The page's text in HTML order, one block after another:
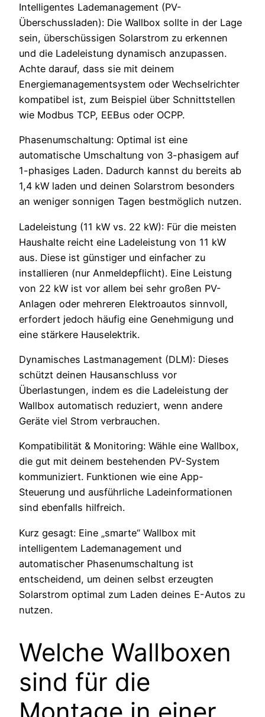
Intelligentes Lademanagement (PV-
Überschussladen): Die Wallbox sollte in der Lage
sein, überschüssigen Solarstrom zu erkennen
und die Ladeleistung dynamisch anzupassen.
Achte darauf, dass sie mit deinem
Energiemanagementsystem oder Wechselrichter
kompatibel ist, zum Beispiel über Schnittstellen
wie Modbus TCP, EEBus oder OCPP.
Phasenumschaltung: Optimal ist eine
automatische Umschaltung von 3-phasigem auf
1-phasiges Laden. Dadurch kannst du bereits ab
1,4 kW laden und deinen Solarstrom besonders
an weniger sonnigen Tagen bestmöglich nutzen.
Ladeleistung (11 kW vs. 22 kW): Für die meisten
Haushalte reicht eine Ladeleistung von 11 kW
aus. Diese ist günstiger und einfacher zu
installieren (nur Anmeldepflicht). Eine Leistung
von 22 kW ist vor allem bei sehr großen PV-
Anlagen oder mehreren Elektroautos sinnvoll,
erfordert jedoch häufig eine Genehmigung und
eine stärkere Hauselektrik.
Dynamisches Lastmanagement (DLM): Dieses
schützt deinen Hausanschluss vor
Überlastungen, indem es die Ladeleistung der
Wallbox automatisch reduziert, wenn andere
Geräte viel Strom verbrauchen.
Kompatibilität & Monitoring: Wähle eine Wallbox,
die gut mit deinem bestehenden PV-System
kommuniziert. Funktionen wie eine App-
Steuerung und ausführliche Ladeinformationen
sind ebenfalls hilfreich.
Kurz gesagt: Eine „smarte“ Wallbox mit
intelligentem Lademanagement und
automatischer Phasenumschaltung ist
entscheidend, um deinen selbst erzeugten
Solarstrom optimal zum Laden deines E-Autos zu
nutzen.
Welche Wallboxen
sind für die